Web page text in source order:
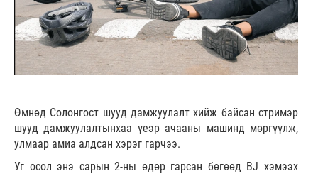
Өмнөд Солонгост шууд дамжуулалт хийж байсан стримэр
шууд дамжуулалтынхаа үеэр ачааны машинд мөргүүлж,
улмаар амиа алдсан хэрэг гарчээ.
Уг осол энэ сарын 2-ны өдөр гарсан бөгөөд BJ хэмээх